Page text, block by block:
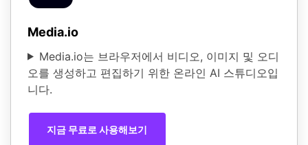
Media.io
Media.io는 브라우저에서 비디오, 이미지 및 오디
오를 생성하고 편집하기 위한 온라인 AI 스튜디오입
니다.
지금 무료로 사용해보기